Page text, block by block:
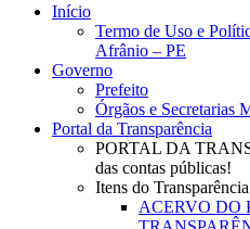
Close
Início
Termo de Uso e
Afrânio – PE
Governo
Prefeito
Órgãos e Secretarias
Portal da Transparência
PORTAL DA
das contas públicas!
Itens do Transparência
ACERVO DO